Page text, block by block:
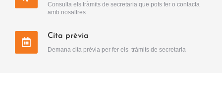
Consulta els tràmits de secretaria que pots fer o contacta
amb nosaltres
Cita prèvia
Demana cita prèvia per fer els tràmits de secretaria